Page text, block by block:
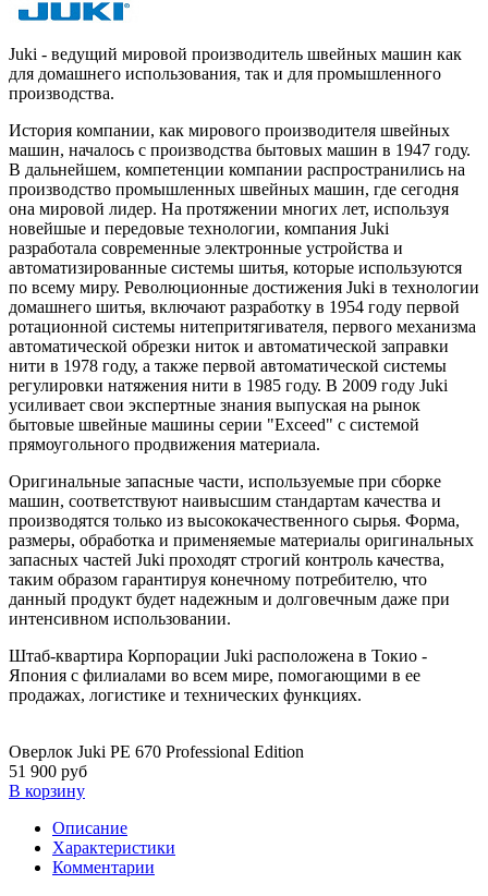
Juki - ведущий мировой производитель швейных машин как
для домашнего использования, так и для промышленного
производства.
История компании, как мирового производителя швейных
машин, началось с производства бытовых машин в 1947 году.
В дальнейшем, компетенции компании распространились на
производство промышленных швейных машин, где сегодня
она мировой лидер. На протяжении многих лет, используя
новейшые и передовые технологии, компания Juki
разработала современные электронные устройства и
автоматизированные системы шитья, которые используются
по всему миру. Революционные достижения Juki в технологии
домашнего шитья, включают разработку в 1954 году первой
ротационной системы нитепритягивателя, первого механизма
автоматической обрезки ниток и автоматической заправки
нити в 1978 году, а также первой автоматической системы
регулировки натяжения нити в 1985 году. В 2009 году Juki
усиливает свои экспертные знания выпуская на рынок
бытовые швейные машины серии "Exceed" с системой
прямоугольного продвижения материала.
Оригинальные запасные части, используемые при сборке
машин, соответствуют наивысшим стандартам качества и
производятся только из высококачественного сырья. Форма,
размеры, обработка и применяемые материалы оригинальных
запасных частей Juki проходят строгий контроль качества,
таким образом гарантируя конечному потребителю, что
данный продукт будет надежным и долговечным даже при
интенсивном использовании.
Штаб-квартира Корпорации Juki расположена в Токио -
Япония с филиалами во всем мире, помогающими в ее
продажах, логистике и технических функциях.
Оверлок Juki PE 670 Professional Edition
51 900 руб
В корзину
Описание
Характеристики
Комментарии